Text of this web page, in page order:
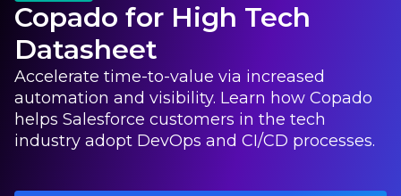
Copado for High Tech
Datasheet
Accelerate time-to-value via increased
automation and visibility. Learn how Copado
helps Salesforce customers in the tech
industry adopt DevOps and CI/CD processes.